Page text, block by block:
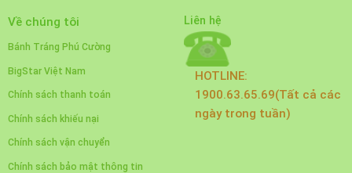
Về chúng tôi
Bánh Tráng Phú Cường
BigStar Việt Nam
Chính sách thanh toán
Chính sách khiếu nại
Chính sách vận chuyển
Chính sách bảo mật thông tin
Liên hệ
HOTLINE:
1900.63.65.69(Tất cả các
ngày trong tuần)